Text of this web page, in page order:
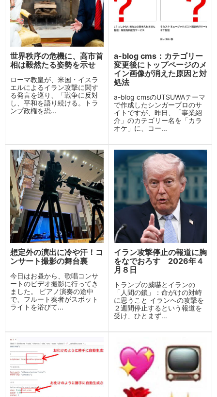
世界秩序の危機に、高市首
相は毅然たる姿勢を示せ
ローマ教皇が、米国・イスラ
エルによるイラン攻撃に関す
る発言を巡り、「戦争に反対
し、平和を語り続ける。トラ
ンプ政権を恐...
a-blog cms：カテゴリー
変更後にトップページのメ
イン画像が消えた原因と対
処法
a-blog cmsのUTSUWAテーマ
で作成したシンガープロのサ
イトですが、昨日、「事業紹
介」のカテゴリー名を「カラ
オケ」に、コー...
想定外の演出に冷や汗！コ
ンサート撮影の舞台裏
今日はお昼から、歌唱コンサ
ートのビデオ撮影に行ってき
ました。 ピアノ演奏の途中
で、フルート奏者がスポット
ライトを浴びて...
イラン攻撃停止の報道に胸
をなでおろす 2026年４
月８日
トランプの威嚇とイランの
「人間の鎖」：命がけの対峙
に思うこと イランへの攻撃を
２週間停止するという報道を
受け、ひとまず...